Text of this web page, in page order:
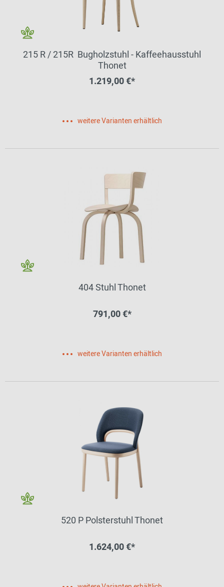
215 R / 215R Bugholzstuhl - Kaffeehausstuhl
Thonet
1.219,00 €*
weitere Varianten erhältlich
404 Stuhl Thonet
791,00 €*
weitere Varianten erhältlich
520 P Polsterstuhl Thonet
1.624,00 €*